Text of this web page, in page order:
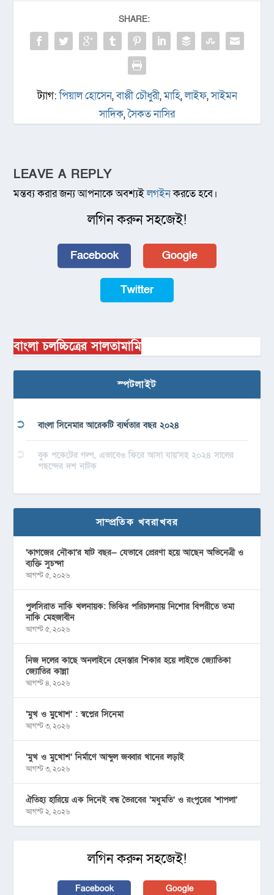
SHARE:
ট্যাগ:পিয়াল হোসেন,বাপ্পী চৌধুরী,মাহি,লাইফ,সাইমন
সাদিক,সৈকত নাসির
LEAVE A REPLY
মন্তব্য করার জন্য আপনাকে অবশ্যইলগইনকরতে হবে।
লগিন করুন সহজেই!
Facebook Google
Twitter
বাংলা চলচ্চিত্রের সালতামামি
স্পটলাইট
বাংলা সিনেমার আরেকটি ব্যর্থতার বছর ২০২৪
বুক পকেটের গল্প, এভাবেও ফিরে আসা যায়’সহ ২০২৪ সালের
পছন্দের দশ নাটক
সাম্প্রতিক খবরাখবর
‘কাগজের নৌকা’র ষাট বছর— যেভাবে প্রেরণা হয়ে আছেন অভিনেত্রী ও
ব্যক্তি সুচন্দা
আগস্ট ৫, ২০২৬
পুলসিরাত নাকি খলনায়ক: ভিকির পরিচালনায় নিশোর বিপরীতে তমা
নাকি মেহজাবীন
আগস্ট ৫, ২০২৬
নিজ দলের কাছে অনলাইনে হেনস্তার শিকার হয়ে লাইভে জ্যোতিকা
জ্যোতির কান্না
আগস্ট ৪, ২০২৬
‘মুখ ও মু্খোশ’ : স্বপ্নের সিনেমা
আগস্ট ৩, ২০২৬
‘মুখ ও মুখোশ’ নির্মাণে আব্দুল জব্বার খানের লড়াই
আগস্ট ৩, ২০২৬
ঐতিহ্য হারিয়ে এক দিনেই বন্ধ ভৈরবের ‘মধুমতি’ ও রংপুরের ‘শাপলা’
আগস্ট ২, ২০২৬
লগিন করুন সহজেই!
Facebook Google